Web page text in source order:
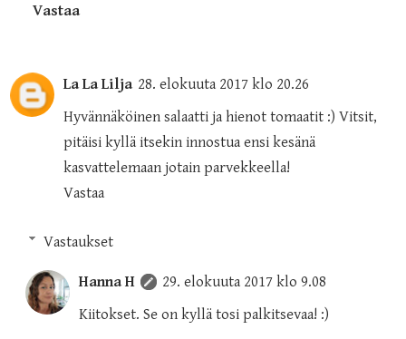
Vastaa
La La Lilja 28. elokuuta 2017 klo 20.26
Hyvännäköinen salaatti ja hienot tomaatit :) Vitsit,
pitäisi kyllä itsekin innostua ensi kesänä
kasvattelemaan jotain parvekkeella!
Vastaa
Vastaukset
Hanna H
29. elokuuta 2017 klo 9.08
Kiitokset. Se on kyllä tosi palkitsevaa! :)